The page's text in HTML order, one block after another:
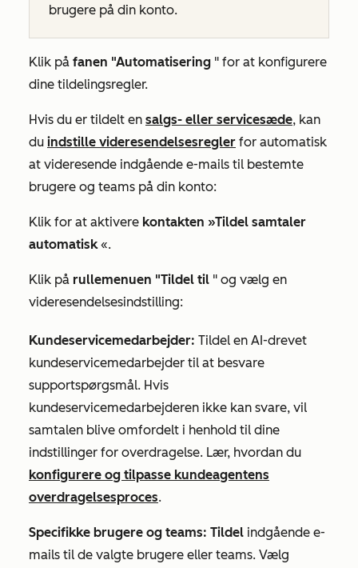
brugere på din konto.
Klik på fanen "Automatisering " for at konfigurere
dine tildelingsregler.
Hvis du er tildelt en salgs- eller servicesæde, kan
du indstille videresendelsesregler for automatisk
at videresende indgående e-mails til bestemte
brugere og teams på din konto:
Klik for at aktivere kontakten »Tildel samtaler
automatisk«.
Klik på rullemenuen "Tildel til " og vælg en
videresendelsesindstilling:
Kundeservicemedarbejder: Tildel en AI-drevet
kundeservicemedarbejder til at besvare
supportspørgsmål. Hvis
kundeservicemedarbejderen ikke kan svare, vil
samtalen blive omfordelt i henhold til dine
indstillinger for overdragelse. Lær, hvordan du
konfigurere og tilpasse kundeagentens
overdragelsesproces.
Specifikke brugere og teams: Tildel indgående e-
mails til de valgte brugere eller teams. Vælg